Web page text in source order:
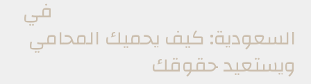
في
السعودية: كيف يحميك المحامي
ويستعيد حقوقك